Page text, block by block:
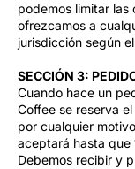
podemos limitar
ofrezcamos a
jurisdicción según
SECCIÓN 3:
Cuando hace un
Coffee se reserva
por cualquier
aceptará hasta que
Debemos recibir y